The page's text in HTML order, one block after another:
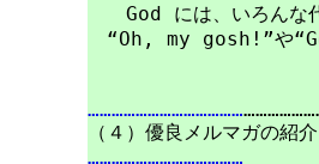
God には、いろんな代
“Oh, my gosh!”や
…………………………………
…………………………………